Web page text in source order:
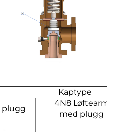
Kaptype
plugg
4N8 Løftearm
med plugg